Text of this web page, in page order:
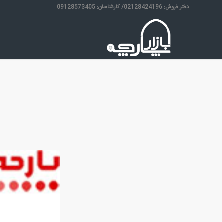
دفتر فروش: 02128424196/ کارشناسان: 09128573405